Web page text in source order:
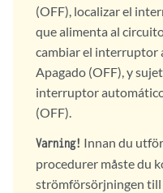
(OFF), localizar el
que alimenta al
cambiar el interruptor
Apagado (OFF), y
interruptor
(OFF).
Varning! Innan du
procedurer måste du
strömförsörjningen till